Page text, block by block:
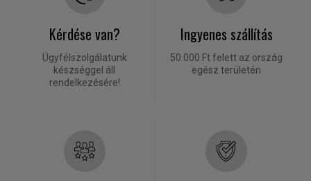
Kérdése van?
Ügyfélszolgálatunk
készséggel áll
rendelkezésére!
Ingyenes szállítás
50.000 Ft felett az ország
egész területén